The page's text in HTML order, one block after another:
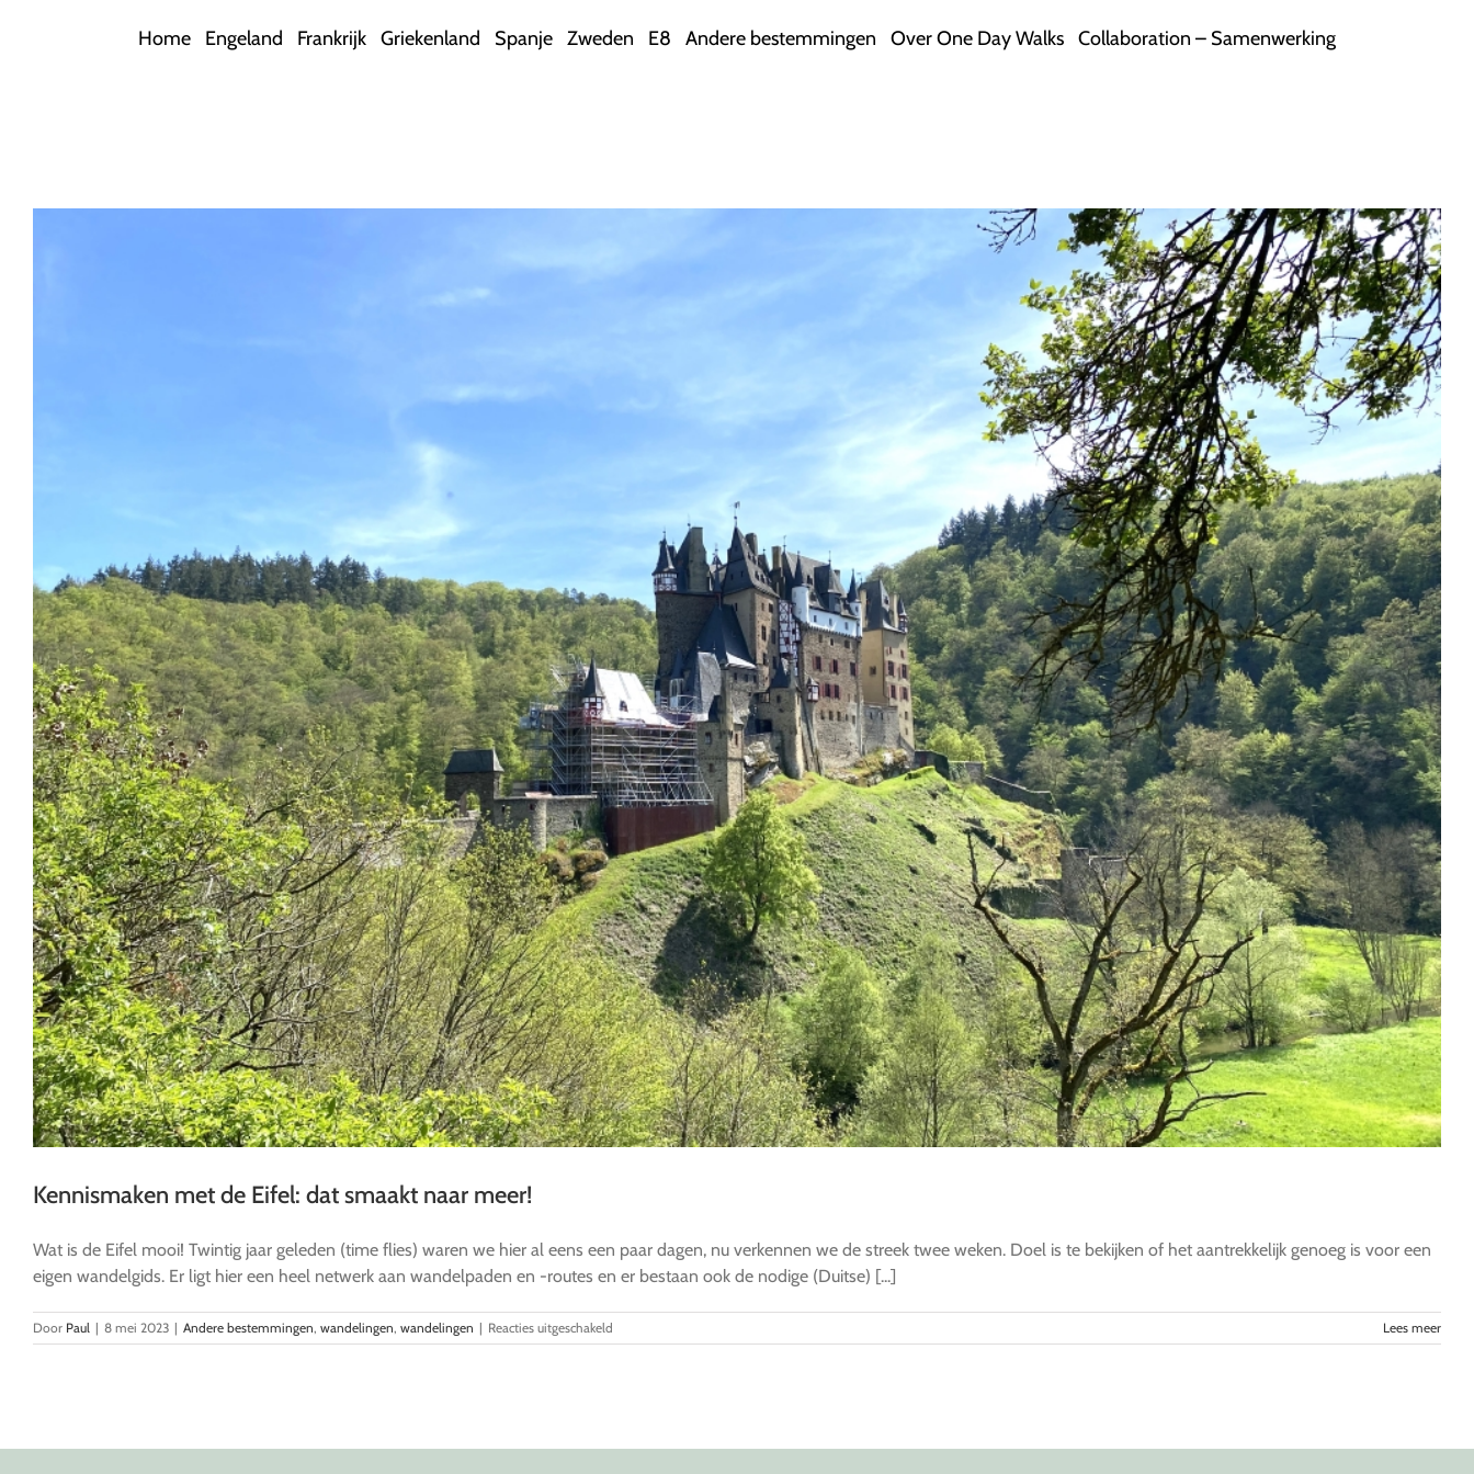
Home Engeland Frankrijk Griekenland Spanje Zweden E8 Andere bestemmingen Over One Day Walks Collaboration – Samenwerking
Kennismaken met de Eifel: dat smaakt naar meer!
Wat is de Eifel mooi! Twintig jaar geleden (time flies) waren we hier al eens een paar dagen, nu verkennen we de streek twee weken. Doel is te bekijken of het aantrekkelijk genoeg is voor een
eigen wandelgids. Er ligt hier een heel netwerk aan wandelpaden en -routes en er bestaan ook de nodige (Duitse) [...]
Door Paul | 8 mei 2023 | Andere bestemmingen, wandelingen, wandelingen | Reacties uitgeschakeld
Kennismaken
smaakt
Lees meer